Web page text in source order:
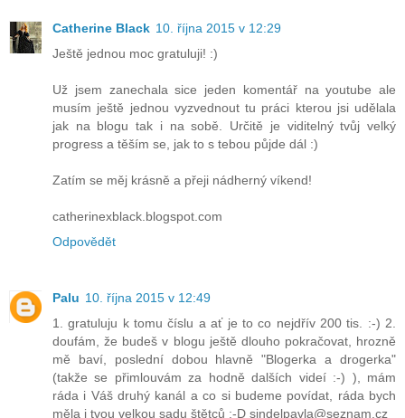
Catherine Black 10. října 2015 v 12:29
Ještě jednou moc gratuluji! :)
Už jsem zanechala sice jeden komentář na youtube ale
musím ještě jednou vyzvednout tu práci kterou jsi udělala
jak na blogu tak i na sobě. Určitě je viditelný tvůj velký
progress a těším se, jak to s tebou půjde dál :)
Zatím se měj krásně a přeji nádherný víkend!
catherinexblack.blogspot.com
Odpovědět
Palu 10. října 2015 v 12:49
1. gratuluju k tomu číslu a ať je to co nejdřív 200 tis. :-) 2.
doufám, že budeš v blogu ještě dlouho pokračovat, hrozně
mě baví, poslední dobou hlavně "Blogerka a drogerka"
(takže se přimlouvám za hodně dalších videí :-) ), mám
ráda i Váš druhý kanál a co si budeme povídat, ráda bych
měla i tvou velkou sadu štětců :-D sindelpavla@seznam.cz